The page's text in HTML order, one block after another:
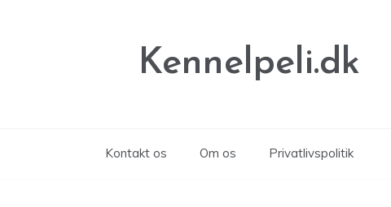
Kennelpeli.dk
Kontakt os Om os Privatlivspolitik